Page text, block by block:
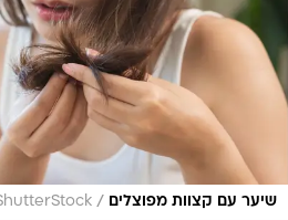
שיער עם קצוות מפוצלים /